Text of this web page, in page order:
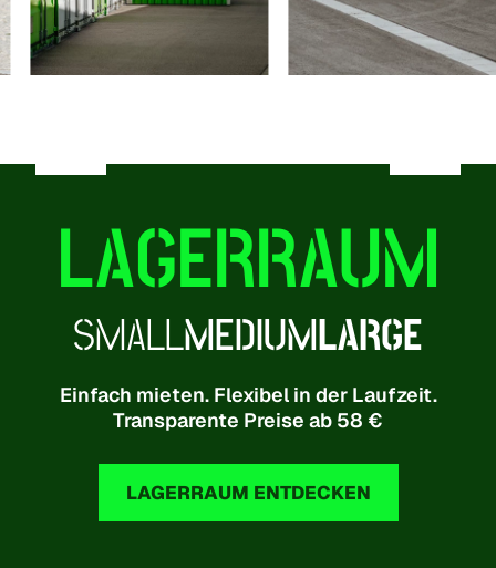
LAGERRAUM
SMALLMEDIUMLARGE
Einfach mieten. Flexibel in der Laufzeit.
Transparente Preise ab 58 €
LAGERRAUM ENTDECKEN